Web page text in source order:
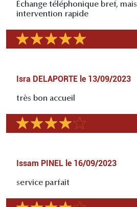
Échange téléphonique bref, mais
intervention rapide
Isra DELAPORTE le 13/09/2023
très bon accueil
Issam PINEL le 16/09/2023
service parfait